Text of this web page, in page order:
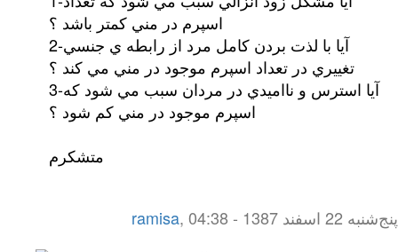
اسپرم در مني كمتر باشد ؟
2-آيا با لذت بردن كامل مرد از رابطه ي جنسي
تغييري در تعداد اسپرم موجود در مني مي كند ؟
3-آيا استرس و نااميدي در مردان سبب مي شود كه
اسپرم موجود در مني كم شود ؟
متشكرم
ramisa,
پنج‌شنبه 22 اسفند 1387 - 04:38